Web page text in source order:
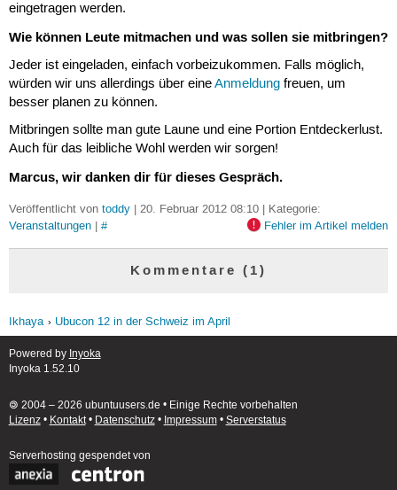
eingetragen werden.
Wie können Leute mitmachen und was sollen sie mitbringen?
Jeder ist eingeladen, einfach vorbeizukommen. Falls möglich,
würden wir uns allerdings über eineAnmeldungfreuen, um
besser planen zu können.
Mitbringen sollte man gute Laune und eine Portion Entdeckerlust.
Auch für das leibliche Wohl werden wir sorgen!
Marcus, wir danken dir für dieses Gespräch.
Veröffentlicht von toddy| 20. Februar 2012 08:10 | Kategorie:
Veranstaltungen| # Fehler im Artikel melden
Kommentare (1)
Ikhaya Ubucon 12 in der Schweiz im April
Powered by Inyoka
Inyoka 1.52.10
🄯 2004 – 2026 ubuntuusers.de • Einige Rechte vorbehalten
Lizenz• Kontakt• Datenschutz• Impressum• Serverstatus
Serverhosting gespendet von